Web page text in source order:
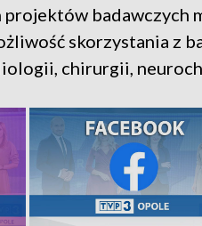
projektów badawczych
skorzystania z
chirurgii,